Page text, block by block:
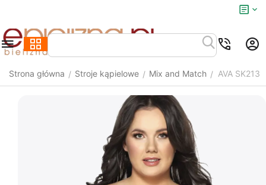
Strona główna / Stroje kąpielowe / Mix and Match / AVA SK213